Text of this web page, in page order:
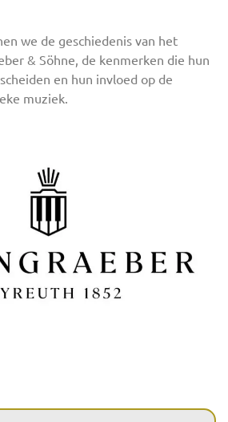
we de geschiedenis van het
& Söhne, de kenmerken die hun
en hun invloed op de
muziek.